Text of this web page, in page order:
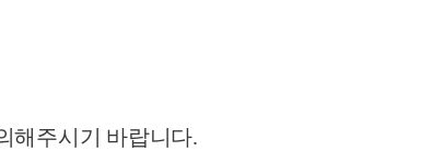
해주시기 바랍니다.